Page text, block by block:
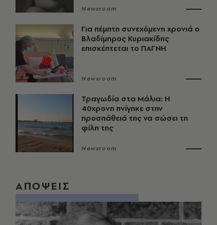
Newsroom
Για πέμπτη συνεχόμενη χρονιά ο
Βλαδίμηρος Κυριακίδης
επισκέπτεται το ΠΑΓΝΗ
Newsroom
Τραγωδία στα Μάλια: Η
40χρονη πνίγηκε στην
προσπάθειά της να σώσει τη
φίλη της
Newsroom
ΑΠΟΨΕΙΣ